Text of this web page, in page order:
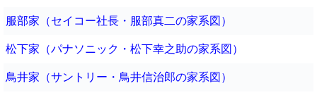
服部家（セイコー社長・服部真二の家系図）
松下家（パナソニック・松下幸之助の家系図）
鳥井家（サントリー・鳥井信治郎の家系図）